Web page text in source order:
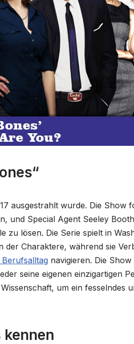
ausgestrahlt wurde. Die Show
und Special Agent Seeley
lösen. Die Serie spielt in
Charaktere, während sie
navigieren. Die
seine eigenen einzigartigen
um ein fesselndes
kennen